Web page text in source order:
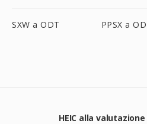
SXW a ODT PPSX a
HEIC alla